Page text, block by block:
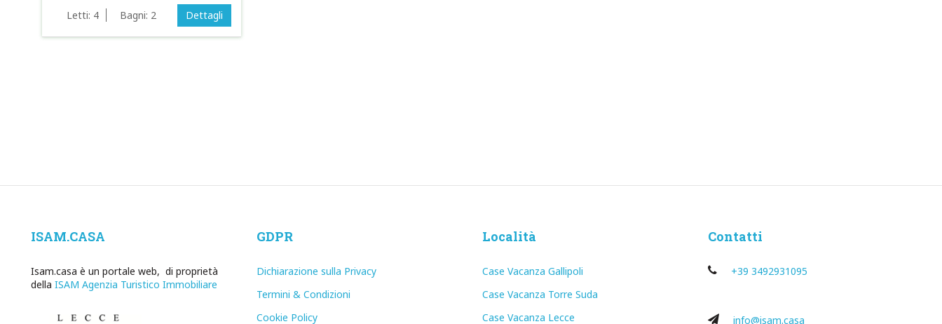
Letti: 4 Bagni: 2 Dettagli
ISAM.CASA
Isam.casa è un portale web, di proprietà
della ISAM Agenzia Turistico Immobiliare
GDPR
Dichiarazione sulla Privacy
Termini & Condizioni
Cookie Policy
Località
Case Vacanza Gallipoli
Case Vacanza Torre Suda
Case Vacanza Lecce
Contatti
+39 3492931095
info@isam.casa